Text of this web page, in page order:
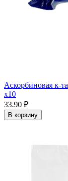
Аскорбиновая к-
x10
33.90 ₽
В корзину